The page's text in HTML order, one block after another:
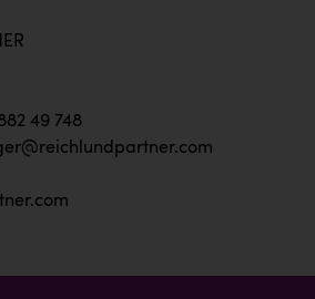
49 748